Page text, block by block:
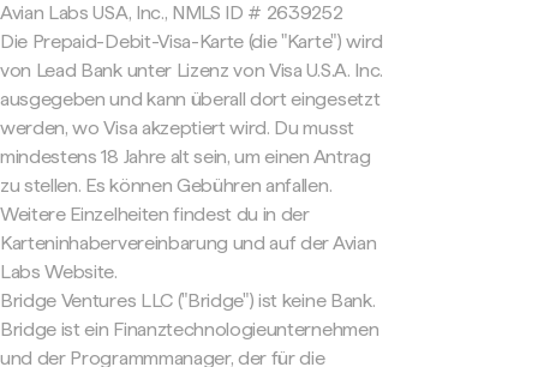
Avian Labs USA, Inc., NMLS ID # 2639252
Die Prepaid-Debit-Visa-Karte (die "Karte") wird
von Lead Bank unter Lizenz von Visa U.S.A. Inc.
ausgegeben und kann überall dort eingesetzt
werden, wo Visa akzeptiert wird. Du musst
mindestens 18 Jahre alt sein, um einen Antrag
zu stellen. Es können Gebühren anfallen.
Weitere Einzelheiten findest du in der
Karteninhabervereinbarung und auf der Avian
Labs Website.
Bridge Ventures LLC ("Bridge") ist keine Bank.
Bridge ist ein Finanztechnologieunternehmen
und der Programmmanager, der für die